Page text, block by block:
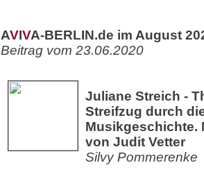
AVIVA-BERLIN.de im August
Beitrag vom 23.06.2020
Juliane Streich -
Streifzug durch
Musikgeschichte.
von Judit Vetter
Silvy Pommerenke